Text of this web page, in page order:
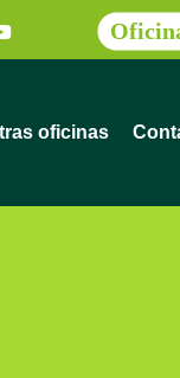
oficinas